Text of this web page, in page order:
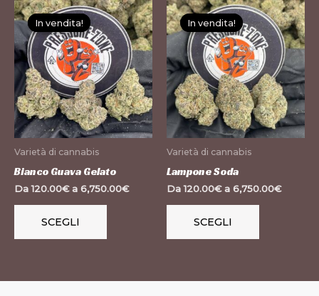
In vendita!
In vendita!
Varietà di cannabis
Bianco Guava Gelato
Da120.00€a 6,750.00€
SCEGLI
Questo
prodotto
ha
più
varianti.
Le
opzioni
del
In vendita!
In vendita!
Varietà di cannabis
Lampone Soda
Da120.00€a 6,750.00€
SCEGLI
Questo
prodotto
ha
più
varianti.
Le
opzioni
del